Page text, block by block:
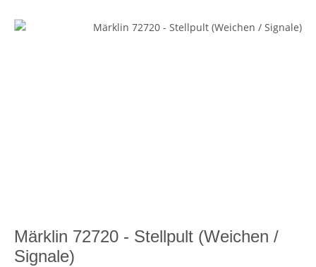
Märklin 72720 - Stellpult (Weichen /
Signale)